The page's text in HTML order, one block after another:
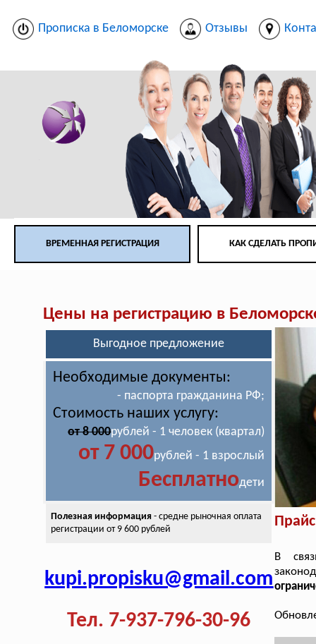
Прописка в Беломорске Отзывы
ВРЕМЕННАЯ РЕГИСТРАЦИЯ КАК СДЕЛАТЬ
Цены на регистрацию в
Выгодное предложение
Необходимые документы:
- паспорта гражданина РФ;
Стоимость наших услугу:
от 8 000рублей - 1 человек (квартал)
от 7 000рублей - 1 взрослый
Бесплатнодети
Полезная информация- средне рыночная оплата
регистрации от 9 600 рублей
kupi.propisku@gmail.com
Тел. 7-937-796-30-96
В